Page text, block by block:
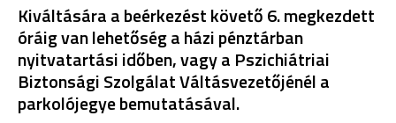
Kiváltására a beérkezést követő 6. megkezdett
óráig van lehetőség a házi pénztárban
nyitvatartási időben, vagy a Pszichiátriai
Biztonsági Szolgálat Váltásvezetőjénél a
parkolójegye bemutatásával.